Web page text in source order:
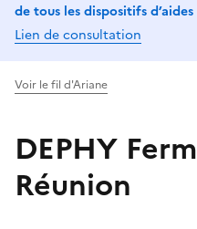
de tous les dispositifs
Lien de consultation
Voir le fil d'Ariane
DEPHY
Réunion